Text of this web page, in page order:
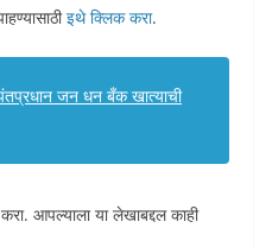
इथे क्लिक करा.
जन धन बँक खात्याची
आपल्याला या लेखाबद्दल काही